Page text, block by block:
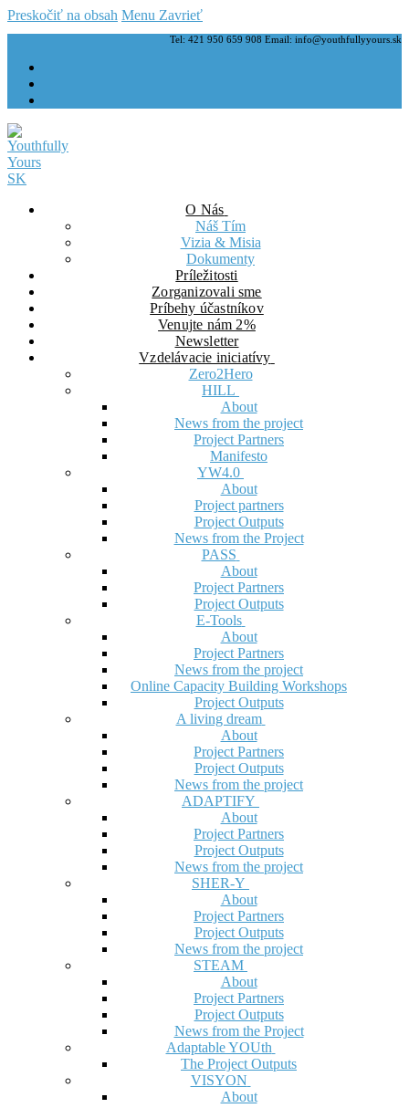
Preskočiť na obsah Menu Zavrieť
Tel: 421 950 659 908 Email: info@youthfullyyours.sk
O Nás
Náš Tím
Vizia & Misia
Dokumenty
Príležitosti
Zorganizovali sme
Príbehy účastníkov
Venujte nám 2%
Newsletter
Vzdelávacie iniciatívy
Zero2Hero
HILL
About
News from the project
Project Partners
Manifesto
YW4.0
About
Project partners
Project Outputs
News from the Project
PASS
About
Project Partners
Project Outputs
E-Tools
About
Project Partners
News from the project
Online Capacity Building Workshops
Project Outputs
A living dream
About
Project Partners
Project Outputs
News from the project
ADAPTIFY
About
Project Partners
Project Outputs
News from the project
SHER-Y
About
Project Partners
Project Outputs
News from the project
STEAM
About
Project Partners
Project Outputs
News from the Project
Adaptable YOUth
The Project Outputs
VISYON
About